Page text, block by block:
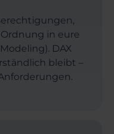
in eure
DAX
bleibt –